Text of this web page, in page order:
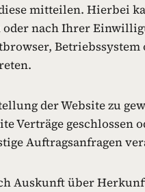
mitteilen. Hierbei
nach Ihrer
Betriebssystem
der Website zu
Verträge geschlossen
Auftragsanfragen
Auskunft über